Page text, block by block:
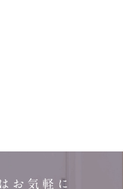
お気軽に